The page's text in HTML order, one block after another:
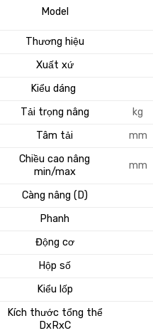
Model
Thương hiệu
Xuất xứ
Kiểu dáng
Tải trọng nâng
kg
Tâm tải
mm
Chiều cao nâng
min/max
mm
Càng nâng (D)
Phanh
Động cơ
Hộp số
Kiểu lốp
Kích thước tổng thể
DxRxC